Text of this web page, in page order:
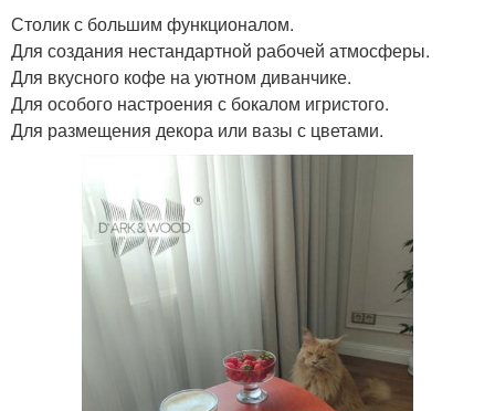
Столик с большим функционалом.
Для создания нестандартной рабочей атмосферы.
Для вкусного кофе на уютном диванчике.
Для особого настроения с бокалом игристого.
Для размещения декора или вазы с цветами.